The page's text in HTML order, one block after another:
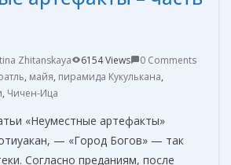
Zhitanskaya 6154 Views
0 Comments
, майя, пирамида Кукулькана,
, Чичен-Ица
«Неуместные артефакты»
— «Город Богов» — так
Согласно преданиям, после